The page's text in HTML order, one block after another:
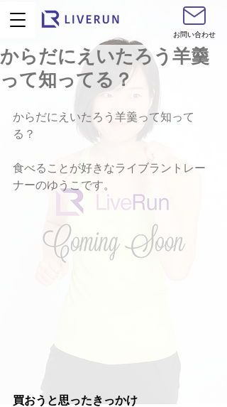
お問い合わせ
からだにえいたろう羊羹
って知ってる？
からだにえいたろう羊羹って知って
る？
食べることが好きなライブラントレー
ナーのゆうこです。
買おうと思ったきっかけ